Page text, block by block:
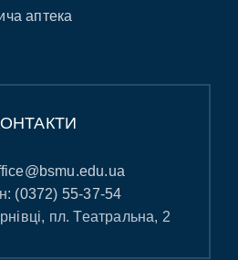
аптека
(0372) 55-37-54
пл. Театральна, 2